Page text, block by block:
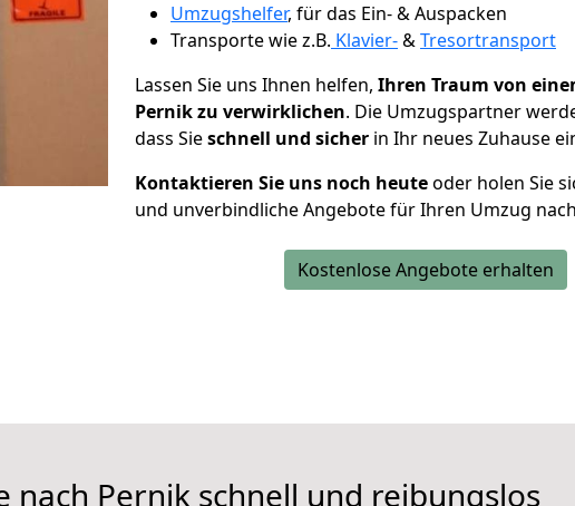
Umzugshelfer, für das Ein- & Auspacken
Transporte wie z.B. Klavier-&Tresortransport
Lassen Sie uns Ihnen helfen, Ihren Traum von
Pernik zu verwirklichen. Die Umzugspartner
dass Sieschnell und sicher in Ihr neues Zuhause
Kontaktieren Sie uns noch heuteoder holen Sie
und unverbindliche Angebote für Ihren Umzug
Kostenlose Angebote erhalten
nach Pernik schnell und reibungslos